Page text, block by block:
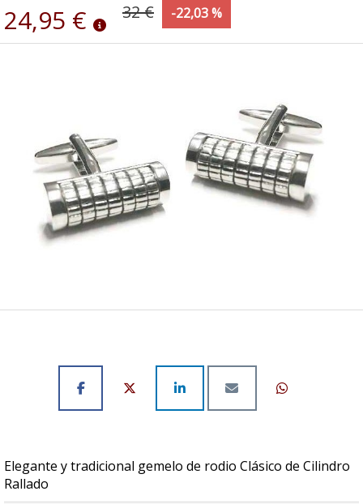
24,95 € 32 € -22,03 %
Elegante y tradicional gemelo de rodio Clásico de Cilindro
Rallado